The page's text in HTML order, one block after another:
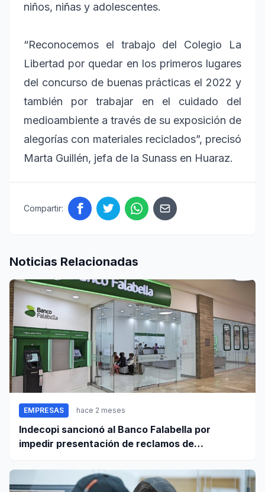
niños, niñas y adolescentes.
“Reconocemos el trabajo del Colegio La
Libertad por quedar en los primeros lugares
del concurso de buenas prácticas el 2022 y
también por trabajar en el cuidado del
medioambiente a través de su exposición de
alegorías con materiales reciclados”, precisó
Marta Guillén, jefa de la Sunass en Huaraz.
Compartir:
Noticias Relacionadas
EMPRESAS hace 2 meses
Indecopi sancionó al Banco Falabella por
impedir presentación de reclamos de